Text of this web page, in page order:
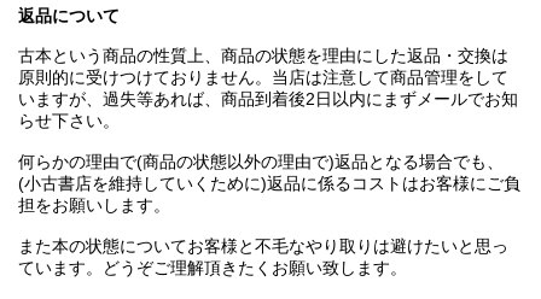
返品について
古本という商品の性質上、商品の状態を理由にした返品・交換は
原則的に受けつけておりません。当店は注意して商品管理をして
いますが、過失等あれば、商品到着後2日以内にまずメールでお知
らせ下さい。
何らかの理由で(商品の状態以外の理由で)返品となる場合でも、
(小古書店を維持していくために)返品に係るコストはお客様にご負
担をお願いします。
また本の状態についてお客様と不毛なやり取りは避けたいと思っ
ています。どうぞご理解頂きたくお願い致します。